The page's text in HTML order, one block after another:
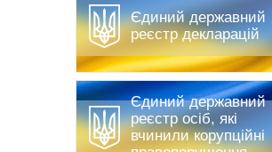
Єдиний державний
реєстр декларацій
Єдиний державний
реєстр осіб, які
вчинили корупційні